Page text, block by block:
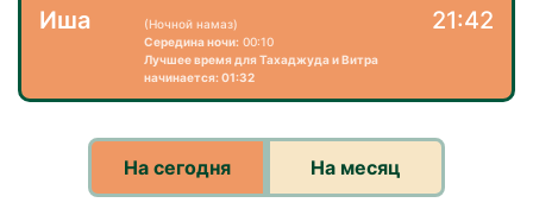
Иша
(Ночной намаз)
Середина ночи: 00:10
Лучшее время для Тахаджуда и Витра
начинается: 01:32
21:42
На сегодня На месяц